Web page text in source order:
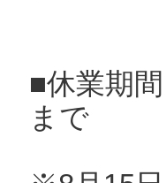
■休業期
まで